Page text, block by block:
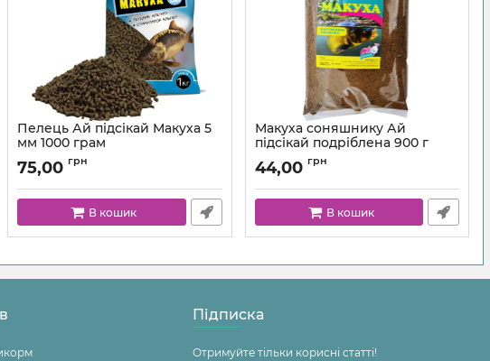
Пелець Ай підсікай Макуха 5
мм 1000 грам
75,00 грн
В кошик
Макуха соняшнику Ай
підсікай подріблена 900 г
44,00 грн
В кошик
Підписка
Отримуйте тільки корисні статті!